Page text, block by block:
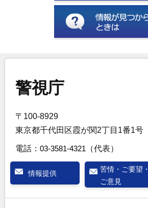
警視庁
〒100-8929
東京都千代田区霞が関2丁目1番1号
電話： 03-3581-4321 （代表）
情報提供
苦情・ご要望・
ご意見